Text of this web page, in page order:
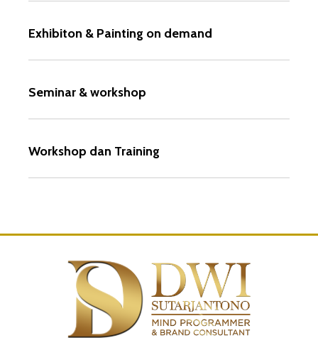
Exhibiton & Painting on demand
Seminar & workshop
Workshop dan Training